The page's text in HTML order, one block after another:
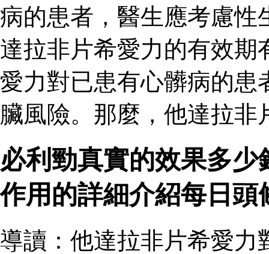
病的患者，醫生應考慮性
達拉非片希愛力的有效期
愛力對已患有心髒病的患
臟風險。那麼，他達拉
必利勁真實的效果多
作用的詳細介紹每日頭
導讀：他達拉非片希愛力